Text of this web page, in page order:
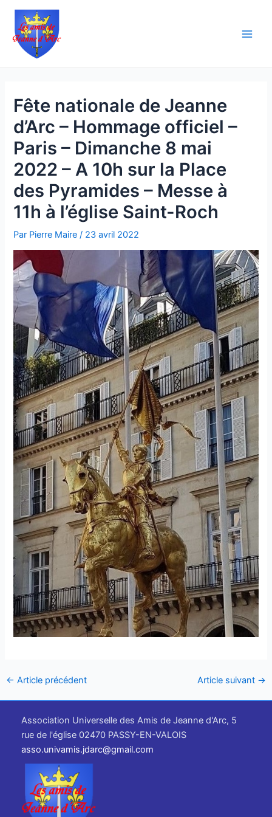
Aller
contenu
Fête nationale de Jeanne
d’Arc – Hommage officiel –
Paris – Dimanche 8 mai
2022 – A 10h sur la Place
des Pyramides – Messe à
11h à l’église Saint-Roch
Par Pierre Maire/ 23 avril 2022
Navigation
articles
← Article précédent Article suivant →
Association Universelle des Amis de Jeanne d'Arc, 5
rue de l'église 02470 PASSY-EN-VALOIS
asso.univamis.jdarc@gmail.com